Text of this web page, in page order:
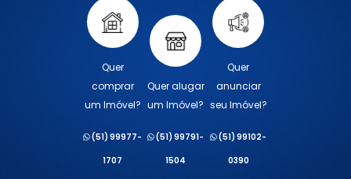
Quer
comprar
um Imóvel?
(51) 99977-
1707
Quer alugar
um Imóvel?
(51) 99791-
1504
Quer
anunciar
seu Imóvel?
(51) 99102-
0390